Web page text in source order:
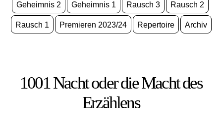
Geheimnis 2 Geheimnis 1 Rausch 3 Rausch 2
Rausch 1 Premieren 2023/24 Repertoire Archiv
1001 Nacht oder die Macht des
Erzählens